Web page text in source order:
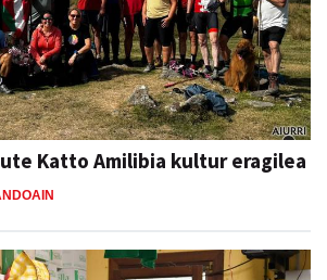
Katto Amilibia kultur eragilea